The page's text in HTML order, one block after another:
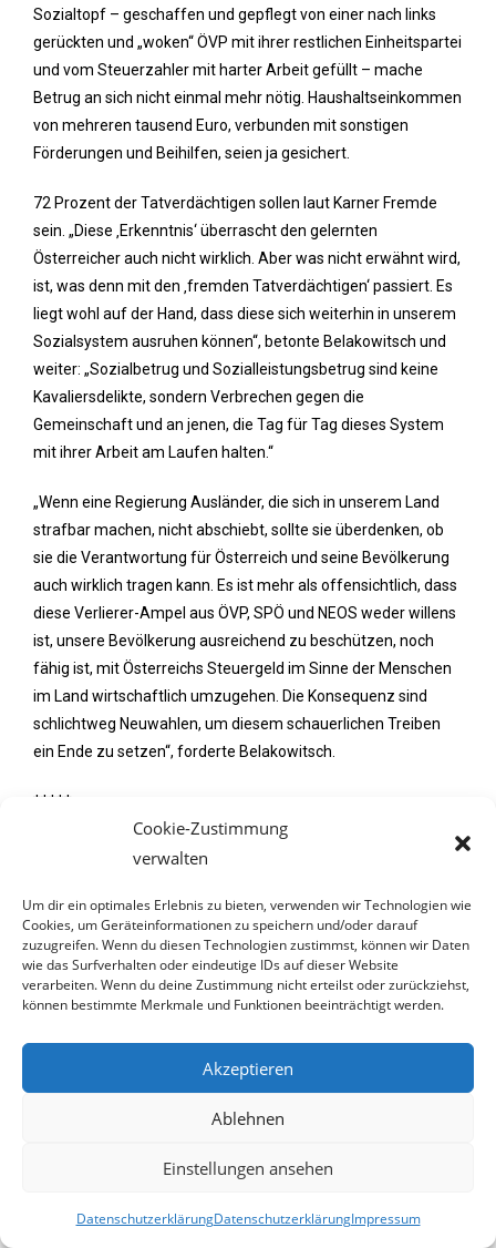
Cookie-Zustimmung
verwalten
Um dir ein optimales Erlebnis zu bieten, verwenden wir Technologien wie
Cookies, um Geräteinformationen zu speichern und/oder darauf
zuzugreifen. Wenn du diesen Technologien zustimmst, können wir Daten
wie das Surfverhalten oder eindeutige IDs auf dieser Website
verarbeiten. Wenn du deine Zustimmung nicht erteilst oder zurückziehst,
können bestimmte Merkmale und Funktionen beeinträchtigt werden.
Akzeptieren
Ablehnen
Einstellungen ansehen
DatenschutzerklärungDatenschutzerklärungImpressum
Sozialtopf – geschaffen und gepflegt von einer nach links
gerückten und „woken“ ÖVP mit ihrer restlichen Einheitspartei
und vom Steuerzahler mit harter Arbeit gefüllt – mache
Betrug an sich nicht einmal mehr nötig. Haushaltseinkommen
von mehreren tausend Euro, verbunden mit sonstigen
Förderungen und Beihilfen, seien ja gesichert.
72 Prozent der Tatverdächtigen sollen laut Karner Fremde
sein. „Diese ‚Erkenntnis‘ überrascht den gelernten
Österreicher auch nicht wirklich. Aber was nicht erwähnt wird,
ist, was denn mit den ‚fremden Tatverdächtigen‘ passiert. Es
liegt wohl auf der Hand, dass diese sich weiterhin in unserem
Sozialsystem ausruhen können“, betonte Belakowitsch und
weiter: „Sozialbetrug und Sozialleistungsbetrug sind keine
Kavaliersdelikte, sondern Verbrechen gegen die
Gemeinschaft und an jenen, die Tag für Tag dieses System
mit ihrer Arbeit am Laufen halten.“
„Wenn eine Regierung Ausländer, die sich in unserem Land
strafbar machen, nicht abschiebt, sollte sie überdenken, ob
sie die Verantwortung für Österreich und seine Bevölkerung
auch wirklich tragen kann. Es ist mehr als offensichtlich, dass
diese Verlierer-Ampel aus ÖVP, SPÖ und NEOS weder willens
ist, unsere Bevölkerung ausreichend zu beschützen, noch
fähig ist, mit Österreichs Steuergeld im Sinne der Menschen
im Land wirtschaftlich umzugehen. Die Konsequenz sind
schlichtweg Neuwahlen, um diesem schauerlichen Treiben
ein Ende zu setzen“, forderte Belakowitsch.
*****
11. August 2025
Was dereguliert Sepp Schellhorn
bei den Salzburger Festspielen?
Wer bezahlt? FPÖ-Generalsekretär
kündigt eine Parlamentarische Anfrage
zur Klärung einer möglichen
Steuergeld an
Am Eröffnungsabend der diesjährigen Salzburger Festspiele